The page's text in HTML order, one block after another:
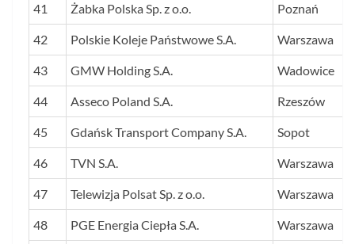
41 Żabka Polska Sp. z o.o. Poznań
42 Polskie Koleje Państwowe S.A. Warszawa
43 GMW Holding S.A. Wadowice
44 Asseco Poland S.A. Rzeszów
45 Gdańsk Transport Company S.A. Sopot
46 TVN S.A. Warszawa
47 Telewizja Polsat Sp. z o.o. Warszawa
48 PGE Energia Ciepła S.A. Warszawa